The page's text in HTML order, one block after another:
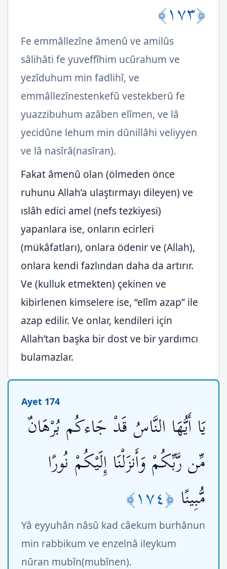
﴿١٧٣﴾
Fe emmâllezîne âmenû ve amilûs
sâlihâti fe yuveffîhim ucûrahum ve
yezîduhum min fadlihî, ve
emmâllezînestenkefû vestekberû fe
yuazzibuhum azâben elîmen, ve lâ
yecidûne lehum min dûnillâhi veliyyen
ve lâ nasîrâ(nasîran).
Fakat âmenû olan (ölmeden önce
ruhunu Allah’a ulaştırmayı dileyen) ve
ıslâh edici amel (nefs tezkiyesi)
yapanlara ise, onların ecirleri
(mükâfatları), onlara ödenir ve (Allah),
onlara kendi fazlından daha da artırır.
Ve (kulluk etmekten) çekinen ve
kibirlenen kimselere ise, “elîm azap” ile
azap edilir. Ve onlar, kendileri için
Allah’tan başka bir dost ve bir yardımcı
bulamazlar.
Ayet 174
يَا أَيُّهَا النَّاسُ قَدْ جَاءكُم بُرْهَانٌ
مِّن رَّبِّكُمْ وَأَنزَلْنَا إِلَيْكُمْ نُورًا
مُّبِينًا ﴿١٧٤﴾
Yâ eyyuhân nâsû kad câekum burhânun
min rabbikum ve enzelnâ ileykum
nûran mubîn(mubînen).